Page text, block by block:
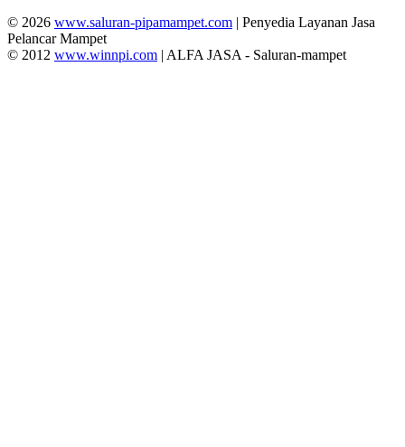
© 2026 www.saluran-pipamampet.com | Penyedia Layanan Jasa
Pelancar Mampet
© 2012 www.winnpi.com | ALFA JASA - Saluran-mampet